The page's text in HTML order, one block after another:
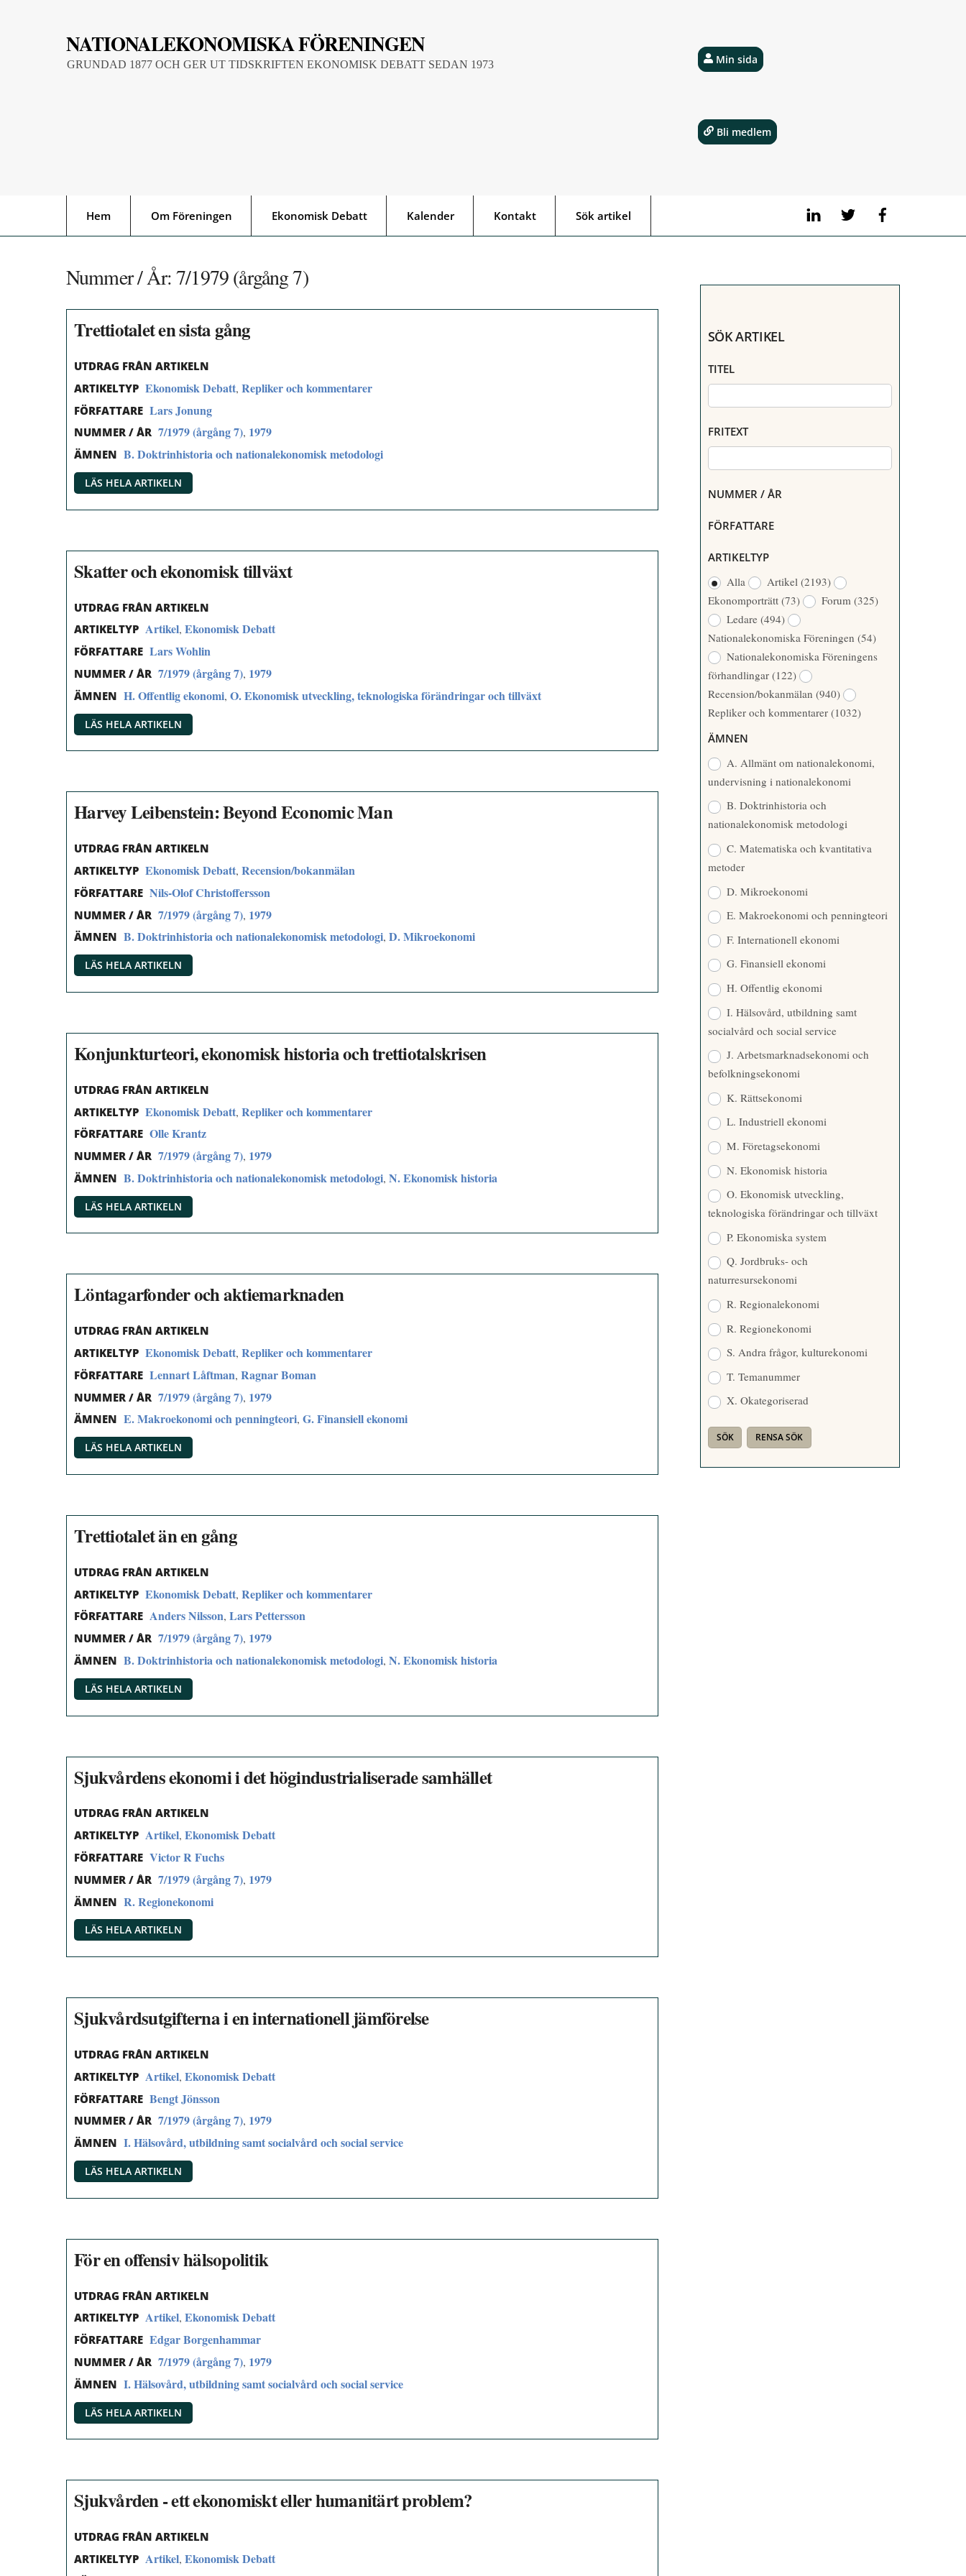
NATIONALEKONOMISKA FÖRENINGEN
GRUNDAD 1877 OCH GER UT TIDSKRIFTEN EKONOMISK DEBATT SEDAN 1973
LinkedIn Twitter
Hem Om Föreningen Ekonomisk Debatt Kalender Kontakt Sök artikel
Min sida
Bli medlem
Nummer / År:7/1979 (årgång 7)
Trettiotalet en sista gång
UTDRAG FRÅN ARTIKELN
ARTIKELTYP Ekonomisk Debatt, Repliker och kommentarer
FÖRFATTARE Lars Jonung
NUMMER / ÅR 7/1979 (årgång 7), 1979
ÄMNEN B. Doktrinhistoria och nationalekonomisk metodologi
LÄS HELA ARTIKELN
Skatter och ekonomisk tillväxt
UTDRAG FRÅN ARTIKELN
ARTIKELTYP Artikel, Ekonomisk Debatt
FÖRFATTARE Lars Wohlin
NUMMER / ÅR 7/1979 (årgång 7), 1979
ÄMNEN H. Offentlig ekonomi, O. Ekonomisk utveckling, teknologiska förändringar och tillväxt
LÄS HELA ARTIKELN
Harvey Leibenstein: Beyond Economic Man
UTDRAG FRÅN ARTIKELN
ARTIKELTYP Ekonomisk Debatt, Recension/bokanmälan
FÖRFATTARE Nils-Olof Christoffersson
NUMMER / ÅR 7/1979 (årgång 7), 1979
ÄMNEN B. Doktrinhistoria och nationalekonomisk metodologi, D. Mikroekonomi
LÄS HELA ARTIKELN
Konjunkturteori, ekonomisk historia och trettiotalskrisen
UTDRAG FRÅN ARTIKELN
ARTIKELTYP Ekonomisk Debatt, Repliker och kommentarer
FÖRFATTARE Olle Krantz
NUMMER / ÅR 7/1979 (årgång 7), 1979
ÄMNEN B. Doktrinhistoria och nationalekonomisk metodologi, N. Ekonomisk historia
LÄS HELA ARTIKELN
Löntagarfonder och aktiemarknaden
UTDRAG FRÅN ARTIKELN
ARTIKELTYP Ekonomisk Debatt, Repliker och kommentarer
FÖRFATTARE Lennart Låftman, Ragnar Boman
NUMMER / ÅR 7/1979 (årgång 7), 1979
ÄMNEN E. Makroekonomi och penningteori, G. Finansiell ekonomi
LÄS HELA ARTIKELN
Trettiotalet än en gång
UTDRAG FRÅN ARTIKELN
ARTIKELTYP Ekonomisk Debatt, Repliker och kommentarer
FÖRFATTARE Anders Nilsson, Lars Pettersson
NUMMER / ÅR 7/1979 (årgång 7), 1979
ÄMNEN B. Doktrinhistoria och nationalekonomisk metodologi, N. Ekonomisk historia
LÄS HELA ARTIKELN
Sjukvårdens ekonomi i det högindustrialiserade samhället
UTDRAG FRÅN ARTIKELN
ARTIKELTYP Artikel, Ekonomisk Debatt
FÖRFATTARE Victor R Fuchs
NUMMER / ÅR 7/1979 (årgång 7), 1979
ÄMNEN R. Regionekonomi
LÄS HELA ARTIKELN
Sjukvårdsutgifterna i en internationell jämförelse
UTDRAG FRÅN ARTIKELN
ARTIKELTYP Artikel, Ekonomisk Debatt
FÖRFATTARE Bengt Jönsson
NUMMER / ÅR 7/1979 (årgång 7), 1979
ÄMNEN I. Hälsovård, utbildning samt socialvård och social service
LÄS HELA ARTIKELN
För en offensiv hälsopolitik
UTDRAG FRÅN ARTIKELN
ARTIKELTYP Artikel, Ekonomisk Debatt
FÖRFATTARE Edgar Borgenhammar
NUMMER / ÅR 7/1979 (årgång 7), 1979
ÄMNEN I. Hälsovård, utbildning samt socialvård och social service
LÄS HELA ARTIKELN
Sjukvården - ett ekonomiskt eller humanitärt problem?
UTDRAG FRÅN ARTIKELN
ARTIKELTYP Artikel, Ekonomisk Debatt
SÖK ARTIKEL
TITEL
FRITEXT
NUMMER / ÅR
FÖRFATTARE
ARTIKELTYP
Alla
Artikel (2193)
Ekonomporträtt (73) Forum (325)
Ledare (494)
Nationalekonomiska Föreningen (54)
Nationalekonomiska Föreningens
förhandlingar (122)
Recension/bokanmälan (940)
Repliker och kommentarer (1032)
ÄMNEN
A. Allmänt om nationalekonomi,
undervisning i nationalekonomi
B. Doktrinhistoria och
nationalekonomisk metodologi
C. Matematiska och kvantitativa
metoder
D. Mikroekonomi
E. Makroekonomi och penningteori
F. Internationell ekonomi
G. Finansiell ekonomi
H. Offentlig ekonomi
I. Hälsovård, utbildning samt
socialvård och social service
J. Arbetsmarknadsekonomi och
befolkningsekonomi
K. Rättsekonomi
L. Industriell ekonomi
M. Företagsekonomi
N. Ekonomisk historia
O. Ekonomisk utveckling,
teknologiska förändringar och tillväxt
P. Ekonomiska system
Q. Jordbruks- och
naturresursekonomi
R. Regionalekonomi
R. Regionekonomi
S. Andra frågor, kulturekonomi
T. Temanummer
X. Okategoriserad